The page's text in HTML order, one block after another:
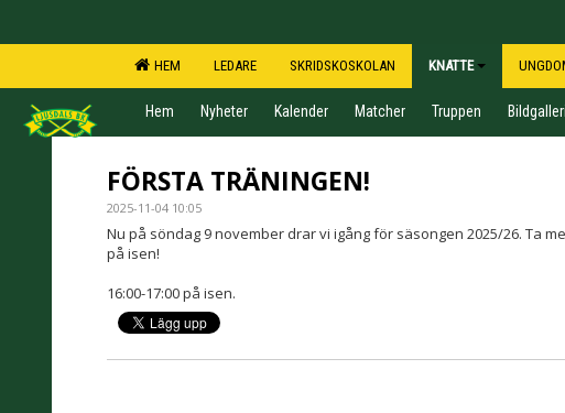
HEM LEDARE SKRIDSKOSKOLAN KNATTE
Hem Nyheter Kalender Matcher Truppen Bildgalleri
FÖRSTA TRÄNINGEN!
2025-11-04 10:05
Nu på söndag 9 november drar vi igång för säsongen 2025/26. Ta
på isen!
16:00-17:00 på isen.